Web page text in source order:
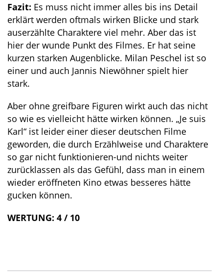
Fazit: Es muss nicht immer alles bis ins Detail
erklärt werden oftmals wirken Blicke und stark
auserzählte Charaktere viel mehr. Aber das ist
hier der wunde Punkt des Filmes. Er hat seine
kurzen starken Augenblicke. Milan Peschel ist so
einer und auch Jannis Niewöhner spielt hier
stark.
Aber ohne greifbare Figuren wirkt auch das nicht
so wie es vielleicht hätte wirken können. „Je suis
Karl“ ist leider einer dieser deutschen Filme
geworden, die durch Erzählweise und Charaktere
so gar nicht funktionieren-und nichts weiter
zurücklassen als das Gefühl, dass man in einem
wieder eröffneten Kino etwas besseres hätte
gucken können.
WERTUNG: 4 / 10